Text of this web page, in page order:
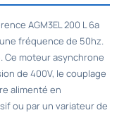
AGM3EL 200 L 6a
fréquence de 50hz.
Ce moteur asynchrone
de 400V, le couplage
alimenté en
ou par un variateur de